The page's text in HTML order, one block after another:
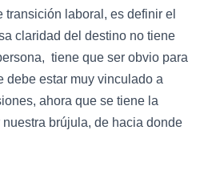
transición laboral, es definir el
claridad del destino no tiene
tiene que ser obvio para
debe estar muy vinculado a
ahora que se tiene la
brújula, de hacia donde